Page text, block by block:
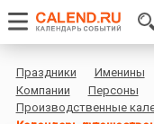
Праздники Именины
Компании
Персоны
Производственные